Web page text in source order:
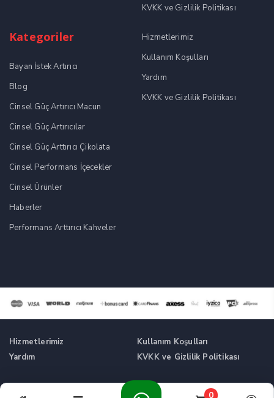
0
KVKK ve Gizlilik Politikası
Kategoriler
Bayan İstek Artırıcı
Blog
Cinsel Güç Artırıcı Macun
Cinsel Güç Artırıcılar
Cinsel Güç Arttırıcı Çikolata
Cinsel Performans İçecekler
Cinsel Ürünler
Haberler
Performans Arttırıcı Kahveler
Hizmetlerimiz
Kullanım Koşulları
Yardım
KVKK ve Gizlilik Politikası
Hizmetlerimiz
Kullanım Koşulları
Yardım
KVKK ve Gizlilik Politikası
Tüm Hakları Saklıdır. © Cinsel Güç Artırıcı Takviyeler -